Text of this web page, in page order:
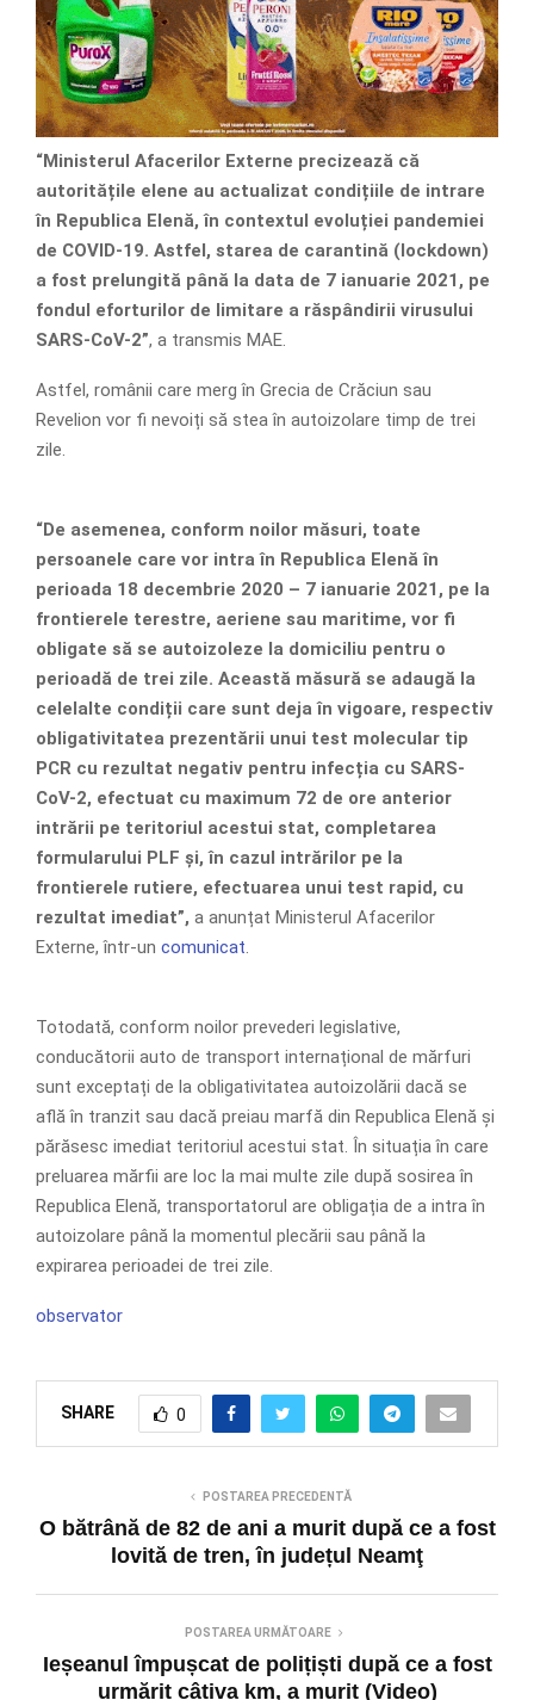
“Ministerul Afacerilor Externe precizează că
autoritățile elene au actualizat condițiile de intrare
în Republica Elenă, în contextul evoluției pandemiei
de COVID-19. Astfel, starea de carantină (lockdown)
a fost prelungită până la data de 7 ianuarie 2021, pe
fondul eforturilor de limitare a răspândirii virusului
SARS-CoV-2”, a transmis MAE.
Astfel, românii care merg în Grecia de Crăciun sau
Revelion vor fi nevoiți să stea în autoizolare timp de trei
zile.
“De asemenea, conform noilor măsuri, toate
persoanele care vor intra în Republica Elenă în
perioada 18 decembrie 2020 – 7 ianuarie 2021, pe la
frontierele terestre, aeriene sau maritime, vor fi
obligate să se autoizoleze la domiciliu pentru o
perioadă de trei zile. Această măsură se adaugă la
celelalte condiții care sunt deja în vigoare, respectiv
obligativitatea prezentării unui test molecular tip
PCR cu rezultat negativ pentru infecția cu SARS-
CoV-2, efectuat cu maximum 72 de ore anterior
intrării pe teritoriul acestui stat, completarea
formularului PLF și, în cazul intrărilor pe la
frontierele rutiere, efectuarea unui test rapid, cu
rezultat imediat”, a anunțat Ministerul Afacerilor
Externe, într-un comunicat.
Totodată, conform noilor prevederi legislative,
conducătorii auto de transport internațional de mărfuri
sunt exceptați de la obligativitatea autoizolării dacă se
află în tranzit sau dacă preiau marfă din Republica Elenă și
părăsesc imediat teritoriul acestui stat. În situația în care
preluarea mărfii are loc la mai multe zile după sosirea în
Republica Elenă, transportatorul are obligația de a intra în
autoizolare până la momentul plecării sau până la
expirarea perioadei de trei zile.
observator
SHARE 0
POSTAREA PRECEDENTĂ
O bătrână de 82 de ani a murit după ce a fost
lovită de tren, în județul Neamţ
POSTAREA URMĂTOARE
Ieșeanul împușcat de polițiști după ce a fost
urmărit câțiva km, a murit (Video)